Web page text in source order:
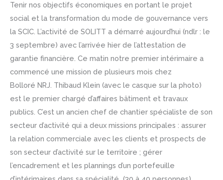
Tenir nos objectifs économiques en portant le projet
social et la transformation du mode de gouvernance vers
la SCIC. L’activité de SOLITT a démarré aujourd’hui (ndlr : le
3 septembre) avec l’arrivée hier de l’attestation de
garantie financière. Ce matin notre premier intérimaire a
commencé une mission de plusieurs mois chez
Bolloré NRJ. Thibaud Klein (avec le casque sur la photo)
est le premier chargé d’affaires bâtiment et travaux
publics. C’est un ancien chef de chantier spécialiste de son
secteur d’activité qui a deux missions principales : assurer
la relation commerciale avec les clients et prospects de
son secteur d’activité sur le territoire ; gérer
l’encadrement et les plannings d’un portefeuille